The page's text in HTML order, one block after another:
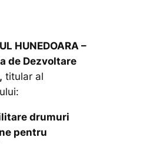
HUNEDOARA –
de Dezvoltare
titular al
drumuri
pentru